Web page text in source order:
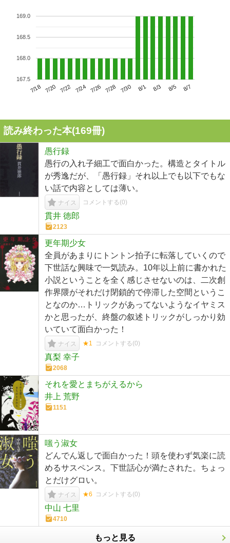
7/18 7/20 7/22 7/24 7/26 7/28 7/30 8/1 8/3 8/5 8/7
167.5
168.0
168.5
169.0
読み終わった本(169冊)
愚行録
愚行の入れ子細工で面白かった。構造とタイトル
が秀逸だが、「愚行録」それ以上でも以下でもな
い話で内容としては薄い。
ナイス コメントする(0)
貫井 徳郎
2123
更年期少女
全員があまりにトントン拍子に転落していくので
下世話な興味で一気読み。10年以上前に書かれた
小説ということを全く感じさせないのは、二次創
作界隈がそれだけ閉鎖的で停滞した空間というこ
となのか…トリックがあってないようなイヤミス
かと思ったが、終盤の叙述トリックがしっかり効
いていて面白かった！
ナイス ★1 コメントする(0)
真梨 幸子
2068
それを愛とまちがえるから
井上 荒野
1151
嗤う淑女
どんでん返しで面白かった！頭を使わず気楽に読
めるサスペンス。下世話心が満たされた。ちょっ
とだけグロい。
ナイス ★6 コメントする(0)
中山 七里
4710
もっと見る